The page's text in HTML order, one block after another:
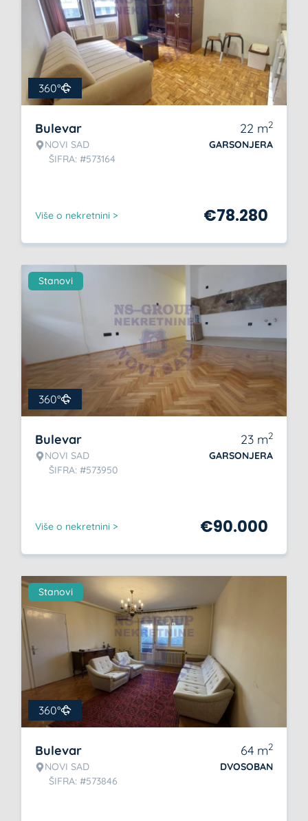
360°
Bulevar
NOVI SAD
ŠIFRA: #573164
22 m2
GARSONJERA
Više o nekretnini > €78.280
Stanovi
360°
Bulevar
NOVI SAD
ŠIFRA: #573950
23 m2
GARSONJERA
Više o nekretnini > €90.000
Stanovi
360°
Bulevar
NOVI SAD
ŠIFRA: #573846
64 m2
DVOSOBAN